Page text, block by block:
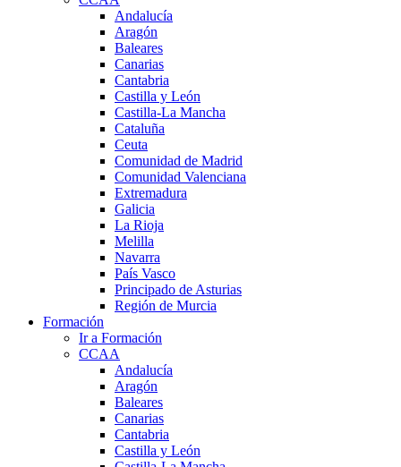
Andalucía
Aragón
Baleares
Canarias
Cantabria
Castilla y León
Castilla-La Mancha
Cataluña
Ceuta
Comunidad de Madrid
Comunidad Valenciana
Extremadura
Galicia
La Rioja
Melilla
Navarra
País Vasco
Principado de Asturias
Región de Murcia
Formación
Ir a Formación
CCAA
Andalucía
Aragón
Baleares
Canarias
Cantabria
Castilla y León